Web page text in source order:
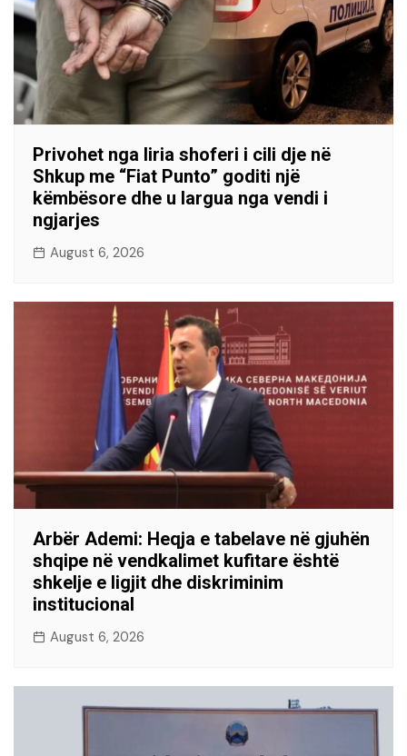
Privohet nga liria shoferi i cili dje në
Shkup me “Fiat Punto” goditi një
këmbësore dhe u largua nga vendi i
ngjarjes
August 6, 2026
Arbër Ademi: Heqja e tabelave në gjuhën
shqipe në vendkalimet kufitare është
shkelje e ligjit dhe diskriminim
institucional
August 6, 2026